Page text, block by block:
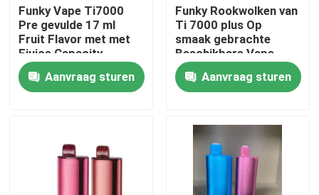
Kwaliteitscontrole
Contacteer ons
Beschikbare Vape-Pen
Het Beschikbare Vape Apparaat van CBD
Funky Vape Ti7000
Pre gevulde 17 ml
Fruit Flavor met met
Ejuice Capacity
Battery Display
Aanvraag sturen
Funky Rookwolken van
Ti 7000 plus Op
smaak gebrachte
Beschikbare Vape-
Pen17ml OEM ODM
Aanvraag sturen